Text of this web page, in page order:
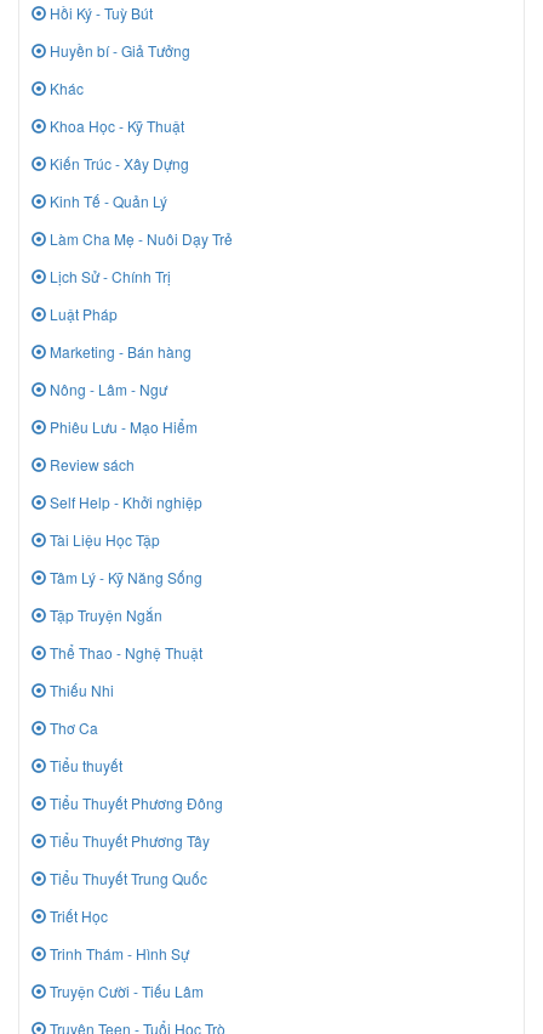
Hồi Ký - Tuỳ Bút
Huyền bí - Giả Tưởng
Khác
Khoa Học - Kỹ Thuật
Kiến Trúc - Xây Dựng
Kinh Tế - Quản Lý
Làm Cha Mẹ - Nuôi Dạy Trẻ
Lịch Sử - Chính Trị
Luật Pháp
Marketing - Bán hàng
Nông - Lâm - Ngư
Phiêu Lưu - Mạo Hiểm
Review sách
Self Help - Khởi nghiệp
Tài Liệu Học Tập
Tâm Lý - Kỹ Năng Sống
Tập Truyện Ngắn
Thể Thao - Nghệ Thuật
Thiếu Nhi
Thơ Ca
Tiểu thuyết
Tiểu Thuyết Phương Đông
Tiểu Thuyết Phương Tây
Tiểu Thuyết Trung Quốc
Triết Học
Trinh Thám - Hình Sự
Truyện Cười - Tiếu Lâm
Truyên Teen - Tuổi Học Trò